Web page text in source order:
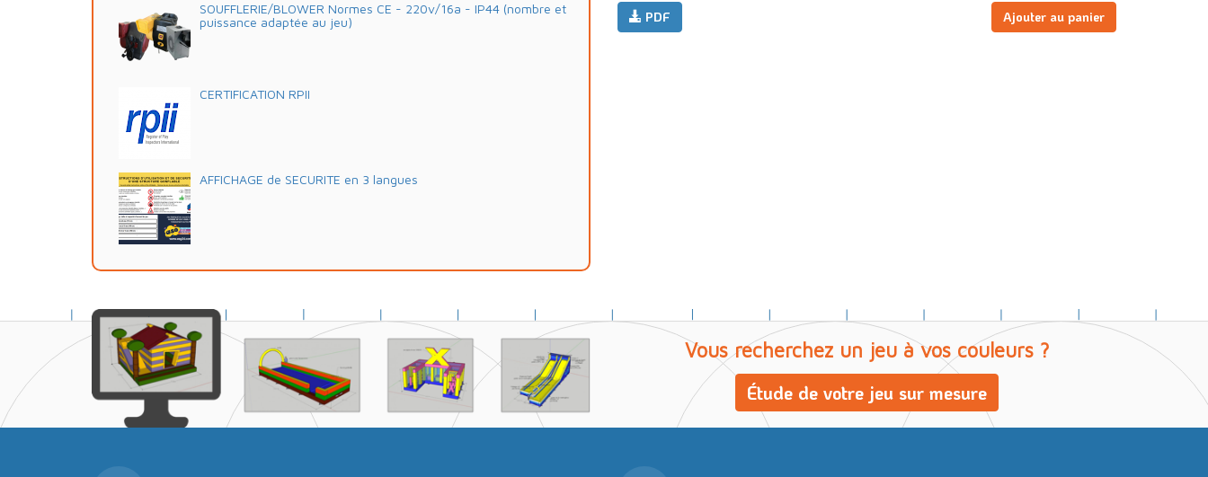
SOUFFLERIE/BLOWER Normes CE - 220v/16a - IP44 (nombre et
puissance adaptée au jeu)
CERTIFICATION RPII
AFFICHAGE de SECURITE en 3 langues
Ajouter au panier
PDF
Vous recherchez un jeu à vos couleurs ?
Étude de votre jeu sur mesure